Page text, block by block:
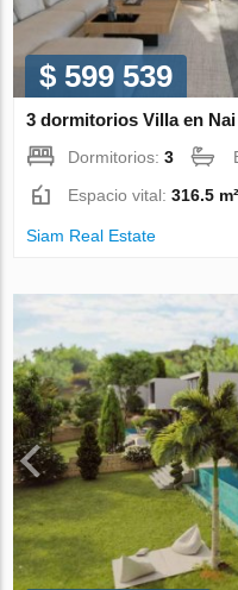
$ 599 539
3 dormitorios Villa en
Dormitorios:3
Espacio vital:316.5 m²
Siam Real Estate